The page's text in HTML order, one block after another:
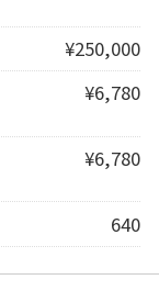
¥250,000
¥6,780
¥6,780
640